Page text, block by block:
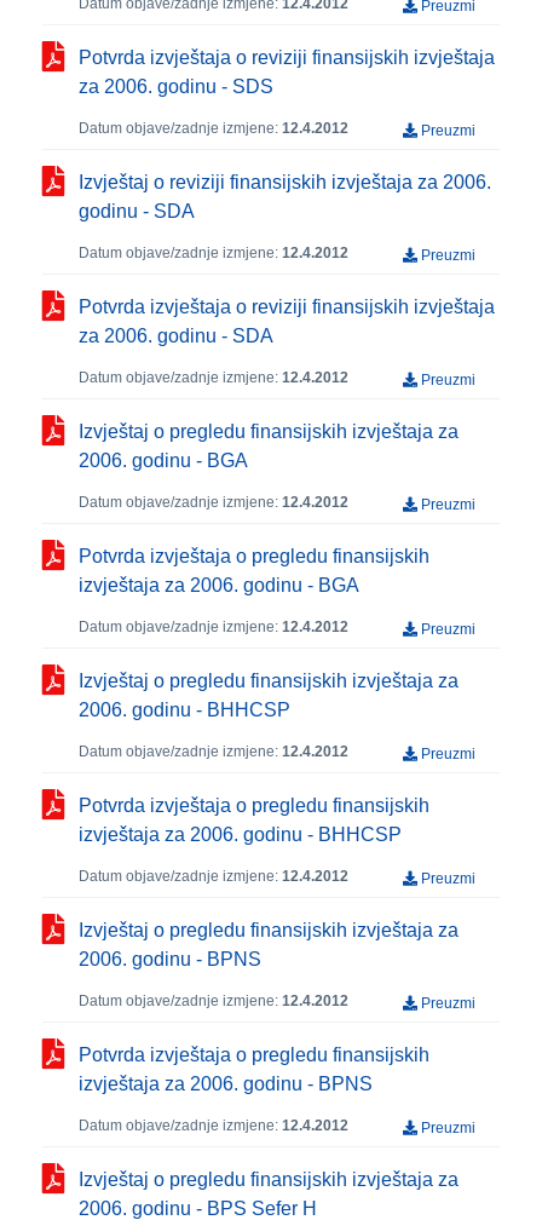
Datum objave/zadnje izmjene: 12.4.2012 Preuzmi
Potvrda izvještaja o reviziji finansijskih izvještaja
za 2006. godinu - SDS
Datum objave/zadnje izmjene: 12.4.2012 Preuzmi
Izvještaj o reviziji finansijskih izvještaja za 2006.
godinu - SDA
Datum objave/zadnje izmjene: 12.4.2012 Preuzmi
Potvrda izvještaja o reviziji finansijskih izvještaja
za 2006. godinu - SDA
Datum objave/zadnje izmjene: 12.4.2012 Preuzmi
Izvještaj o pregledu finansijskih izvještaja za
2006. godinu - BGA
Datum objave/zadnje izmjene: 12.4.2012 Preuzmi
Potvrda izvještaja o pregledu finansijskih
izvještaja za 2006. godinu - BGA
Datum objave/zadnje izmjene: 12.4.2012 Preuzmi
Izvještaj o pregledu finansijskih izvještaja za
2006. godinu - BHHCSP
Datum objave/zadnje izmjene: 12.4.2012 Preuzmi
Potvrda izvještaja o pregledu finansijskih
izvještaja za 2006. godinu - BHHCSP
Datum objave/zadnje izmjene: 12.4.2012 Preuzmi
Izvještaj o pregledu finansijskih izvještaja za
2006. godinu - BPNS
Datum objave/zadnje izmjene: 12.4.2012 Preuzmi
Potvrda izvještaja o pregledu finansijskih
izvještaja za 2006. godinu - BPNS
Datum objave/zadnje izmjene: 12.4.2012 Preuzmi
Izvještaj o pregledu finansijskih izvještaja za
2006. godinu - BPS Sefer H